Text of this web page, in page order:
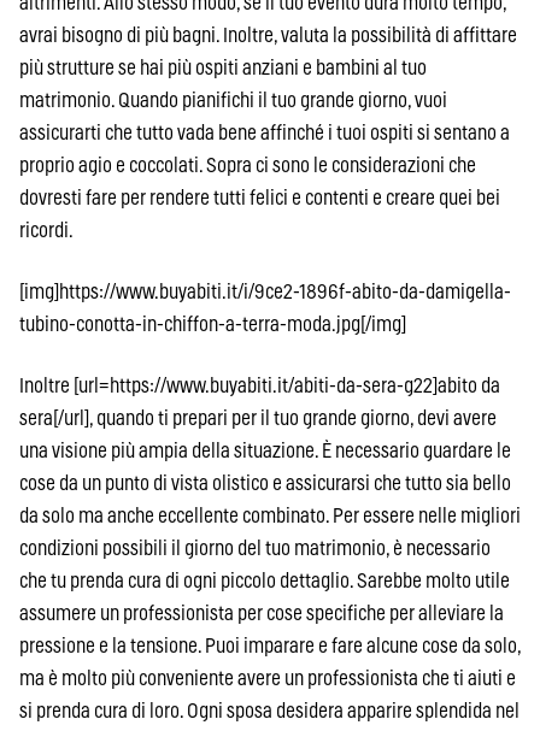
avrai bisogno di più bagni. Inoltre, valuta la possibilità di affittare
più strutture se hai più ospiti anziani e bambini al tuo
matrimonio. Quando pianifichi il tuo grande giorno, vuoi
assicurarti che tutto vada bene affinché i tuoi ospiti si sentano a
proprio agio e coccolati. Sopra ci sono le considerazioni che
dovresti fare per rendere tutti felici e contenti e creare quei bei
ricordi.
[img]https://www.buyabiti.it/i/9ce2-1896f-abito-da-damigella-
tubino-conotta-in-chiffon-a-terra-moda.jpg[/img]
Inoltre [url=https://www.buyabiti.it/abiti-da-sera-g22]abito da
sera[/url], quando ti prepari per il tuo grande giorno, devi avere
una visione più ampia della situazione. È necessario guardare le
cose da un punto di vista olistico e assicurarsi che tutto sia bello
da solo ma anche eccellente combinato. Per essere nelle migliori
condizioni possibili il giorno del tuo matrimonio, è necessario
che tu prenda cura di ogni piccolo dettaglio. Sarebbe molto utile
assumere un professionista per cose specifiche per alleviare la
pressione e la tensione. Puoi imparare e fare alcune cose da solo,
ma è molto più conveniente avere un professionista che ti aiuti e
si prenda cura di loro. Ogni sposa desidera apparire splendida nel